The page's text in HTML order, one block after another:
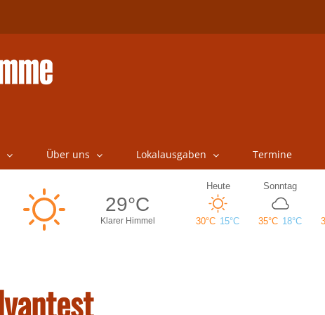
Über uns Lokalausgaben Termine